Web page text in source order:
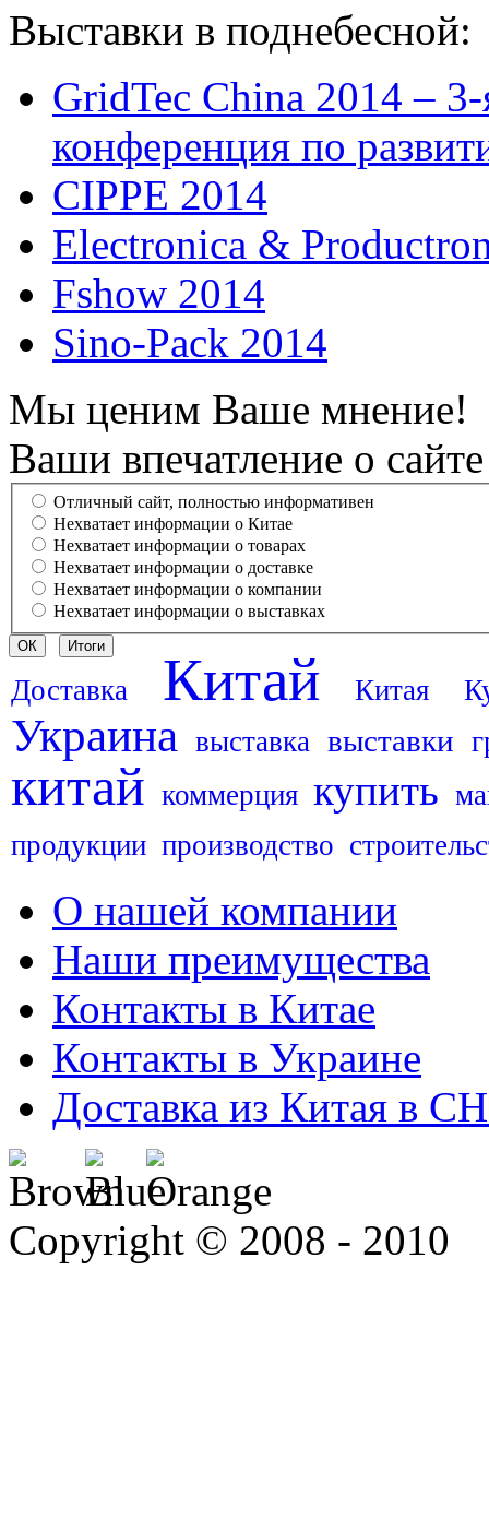
Выставки в поднебесной:
GridTec China 2014 –
конференция по
CIPPE 2014
Electronica &
Fshow 2014
Sino-Pack 2014
Мы ценим Ваше мнение!
Ваши впечатление о сайте
Отличный сайт, полностью информативен
Нехватает информации о Китае
Нехватает информации о товарах
Нехватает информации о доставке
Нехватает информации о компании
Нехватает информации о выставках
Доставка Китай Китая
Украина выставка выставки
китай коммерция купить
продукции производство
О нашей компании
Наши преимущества
Контакты в Китае
Контакты в Украине
Доставка из Китая в
Copyright © 2008 - 2010